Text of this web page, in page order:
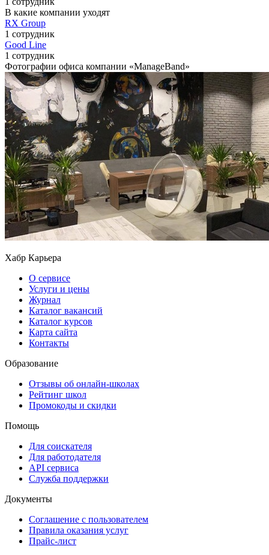
В какие компании уходят
RX Group
1 сотрудник
Good Line
1 сотрудник
Фотографии офиса компании «ManageBand»
Хабр Карьера
О сервисе
Услуги и цены
Журнал
Каталог вакансий
Каталог курсов
Карта сайта
Контакты
Образование
Отзывы об онлайн-школах
Рейтинг школ
Промокоды и скидки
Помощь
Для соискателя
Для работодателя
API сервиса
Служба поддержки
Документы
Соглашение с пользователем
Правила оказания услуг
Прайс-лист